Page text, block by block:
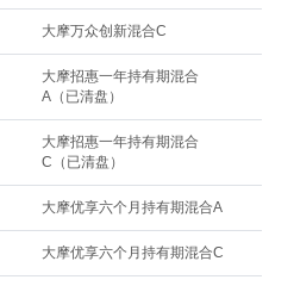
大摩万众创新混合C
大摩招惠一年持有期混合
A（已清盘）
大摩招惠一年持有期混合
C（已清盘）
大摩优享六个月持有期混合A
大摩优享六个月持有期混合C